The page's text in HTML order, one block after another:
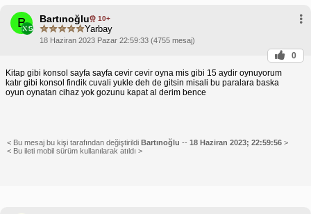
B Bartınoğlu 10+
Yarbay
18 Haziran 2023 Pazar 22:59:33 (4755 mesaj)
0
Kitap gibi konsol sayfa sayfa cevir cevir oyna mis gibi 15 aydir oynuyorum
katır gibi konsol findik cuvali yukle deh de gitsin misali bu paralara baska
oyun oynatan cihaz yok gozunu kapat al derim bence
< Bu mesaj bu kişi tarafından değiştirildi Bartınoğlu -- 18 Haziran 2023; 22:59:56 >
< Bu ileti mobil sürüm kullanılarak atıldı >